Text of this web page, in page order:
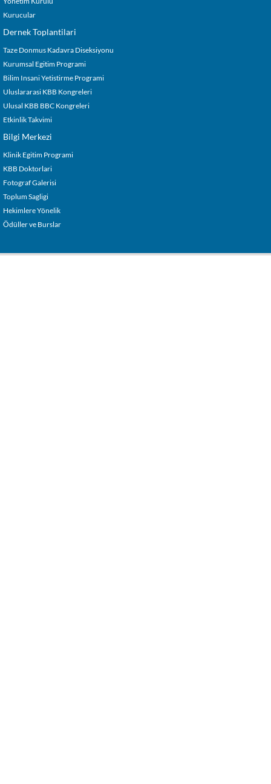
Kurucular
Dernek Toplantilari
Taze Donmus Kadavra Diseksiyonu
Kurumsal Egitim Programi
Bilim Insani Yetistirme Programi
Uluslararasi KBB Kongreleri
Ulusal KBB BBC Kongreleri
Etkinlik Takvimi
Bilgi Merkezi
Klinik Egitim Programi
KBB Doktorlari
Fotograf Galerisi
Toplum Sagligi
Hekimlere Yönelik
Ödüller ve Burslar